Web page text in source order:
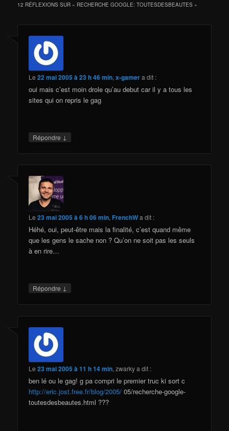
12 RÉFLEXIONS SUR « RECHERCHE GOOGLE: TOUTESDESBEAUTES »
Le22 mai 2005 à 23 h 46 min,x-gamera dit :
oui mais c’est moin drole qu’au debut car il y a tous les
sites qui on repris le gag
Répondre ↓
Le23 mai 2005 à 6 h 06 min,FrenchWa dit :
Héhé, oui, peut-être mais la finalité, c’est quand même
que les gens le sache non ? Qu’on ne soit pas les seuls
à en rire…
Répondre ↓
Le23 mai 2005 à 11 h 14 min,zwarkya dit :
ben lé ou le gag! g pa compri le premier truc ki sort c
http://eric.jost.free.fr/blog/2005/ 05/recherche-google-
toutesdesbeautes.html ???